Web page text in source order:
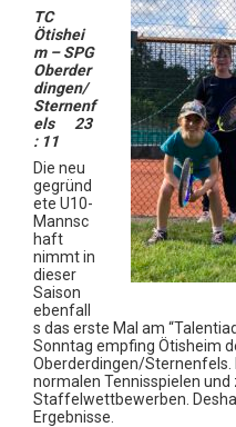
TC
Ötishei
m – SPG
Oberder
dingen/
Sternenf
els 23
: 11
Die neu
gegründ
ete U10-
Mannsc
haft
nimmt in
dieser
Saison
ebenfall
s das erste Mal am
Sonntag empfing Ötisheim
Oberderdingen/Sternenfels.
normalen Tennisspielen
Staffelwettbewerben.
Ergebnisse.